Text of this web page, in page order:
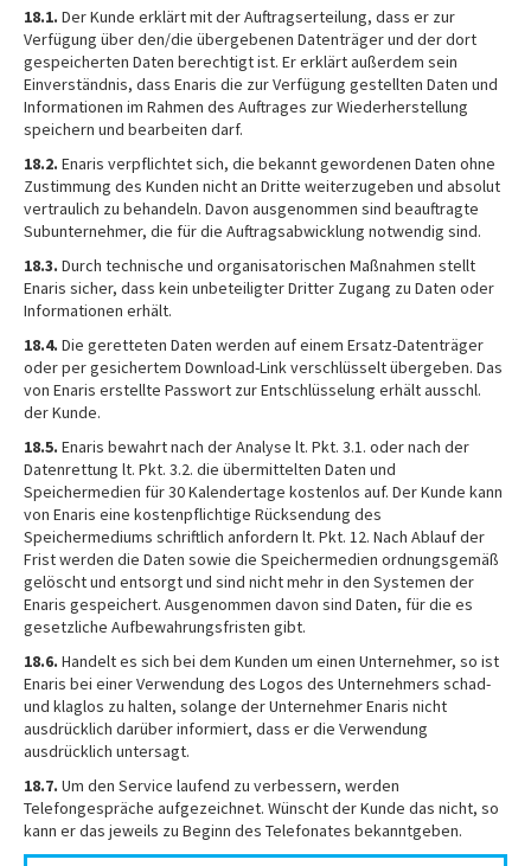
18.1. Der Kunde erklärt mit der Auftragserteilung, dass er zur
Verfügung über den/die übergebenen Datenträger und der dort
gespeicherten Daten berechtigt ist. Er erklärt außerdem sein
Einverständnis, dass Enaris die zur Verfügung gestellten Daten und
Informationen im Rahmen des Auftrages zur Wiederherstellung
speichern und bearbeiten darf.
18.2. Enaris verpflichtet sich, die bekannt gewordenen Daten ohne
Zustimmung des Kunden nicht an Dritte weiterzugeben und absolut
vertraulich zu behandeln. Davon ausgenommen sind beauftragte
Subunternehmer, die für die Auftragsabwicklung notwendig sind.
18.3. Durch technische und organisatorischen Maßnahmen stellt
Enaris sicher, dass kein unbeteiligter Dritter Zugang zu Daten oder
Informationen erhält.
18.4. Die geretteten Daten werden auf einem Ersatz-Datenträger
oder per gesichertem Download-Link verschlüsselt übergeben. Das
von Enaris erstellte Passwort zur Entschlüsselung erhält ausschl.
der Kunde.
18.5. Enaris bewahrt nach der Analyse lt. Pkt. 3.1. oder nach der
Datenrettung lt. Pkt. 3.2. die übermittelten Daten und
Speichermedien für 30 Kalendertage kostenlos auf. Der Kunde kann
von Enaris eine kostenpflichtige Rücksendung des
Speichermediums schriftlich anfordern lt. Pkt. 12. Nach Ablauf der
Frist werden die Daten sowie die Speichermedien ordnungsgemäß
gelöscht und entsorgt und sind nicht mehr in den Systemen der
Enaris gespeichert. Ausgenommen davon sind Daten, für die es
gesetzliche Aufbewahrungsfristen gibt.
18.6. Handelt es sich bei dem Kunden um einen Unternehmer, so ist
Enaris bei einer Verwendung des Logos des Unternehmers schad-
und klaglos zu halten, solange der Unternehmer Enaris nicht
ausdrücklich darüber informiert, dass er die Verwendung
ausdrücklich untersagt.
18.7. Um den Service laufend zu verbessern, werden
Telefongespräche aufgezeichnet. Wünscht der Kunde das nicht, so
kann er das jeweils zu Beginn des Telefonates bekanntgeben.